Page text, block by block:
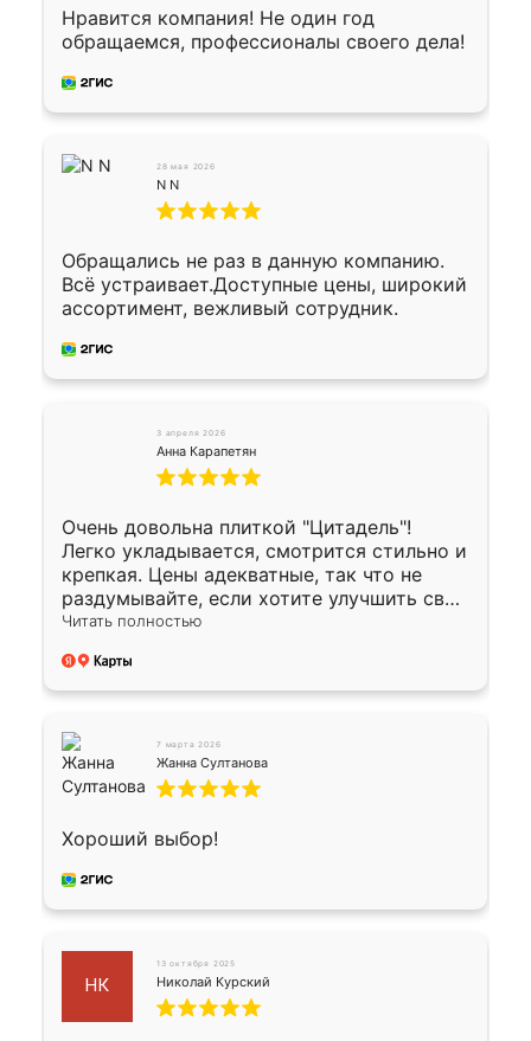
Осталось дело за малым-монтировать)))
Подарили два больших вазона трапеция
из архитектурного бетона-красота.
Нравится компания! Не один год
обращаемся, профессионалы своего дела!
28 мая 2026
N N
Обращались не раз в данную компанию.
Всё устраивает.Доступные цены, широкий
ассортимент, вежливый сотрудник.
3 апреля 2026
Анна Карапетян
Очень довольна плиткой "Цитадель"!
Легко укладывается, смотрится стильно и
крепкая. Цены адекватные, так что не
раздумывайте, если хотите улучшить свой
двор!
Читать полностью
7 марта 2026
Жанна Султанова
Хороший выбор!
НК
13 октября 2025
Николай Курский